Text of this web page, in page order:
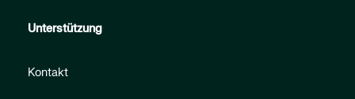
Unterstützung
Kontakt